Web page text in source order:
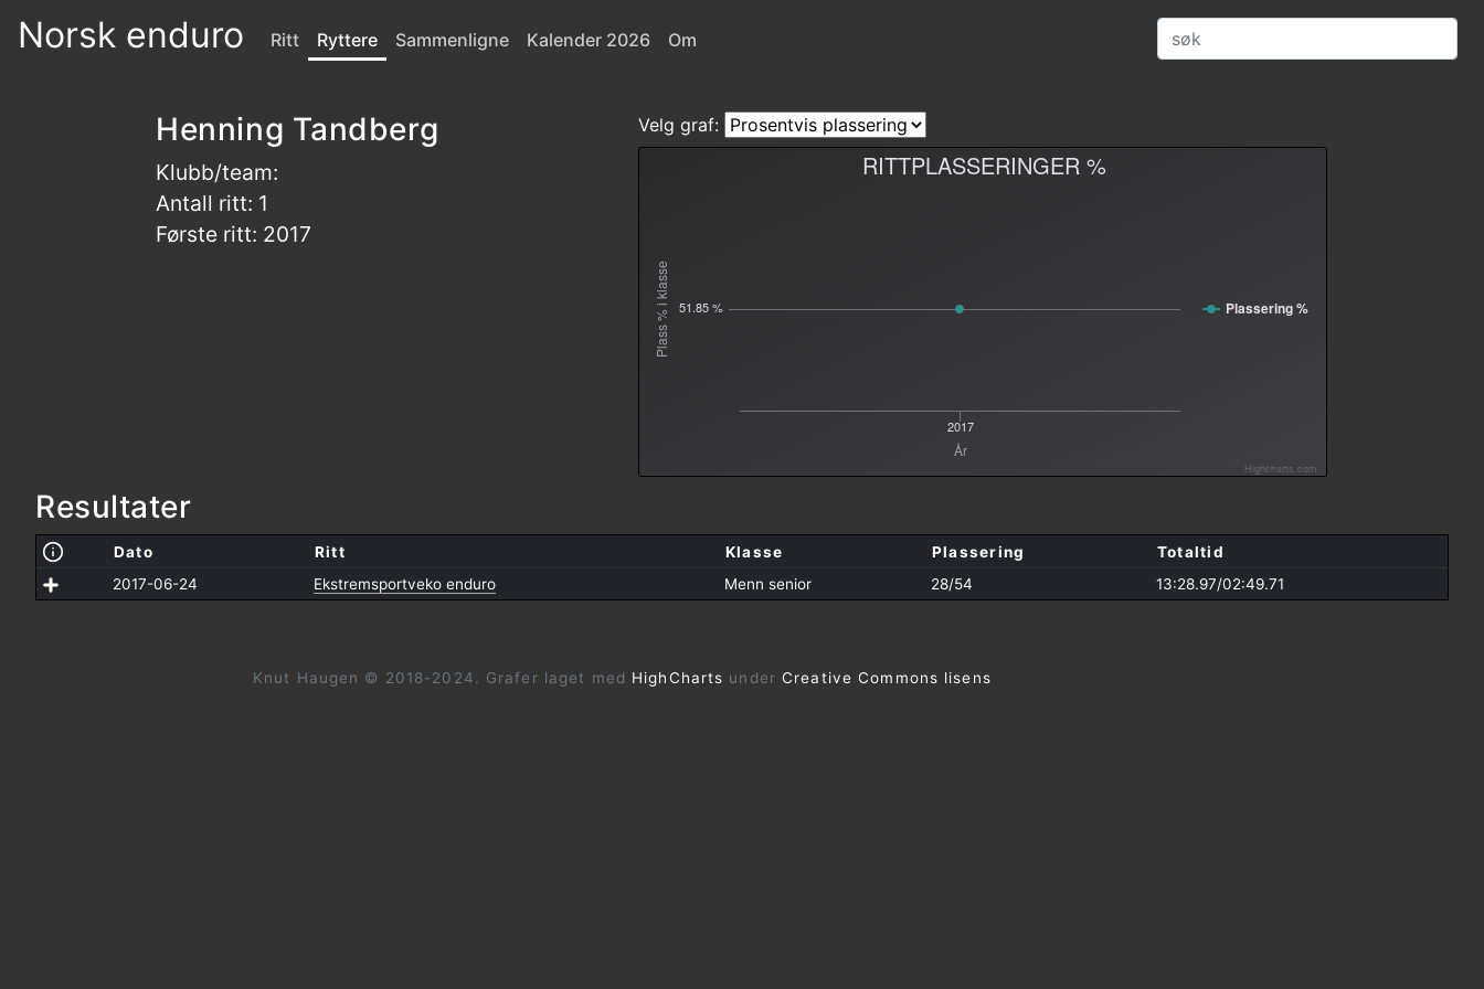
Norsk enduro Ritt Ryttere Sammenligne Kalender 2026 Om
Henning Tandberg
Klubb/team:
Antall ritt: 1
Første ritt: 2017
Velg graf:
År
Plass % i klasse
RITTPLASSERINGER %
Plassering %
2017
51.85 %
Highcharts.com
Resultater
Dato Ritt Klasse Plassering
Totaltid
2017-06-24
Ekstremsportveko enduro Menn senior 28/54 13:28.97/02:49.71
Knut Haugen © 2018-2024. Grafer laget med HighCharts underCreative Commons lisens